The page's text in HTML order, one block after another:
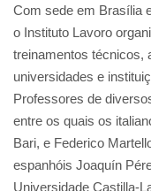
Com sede em Brasília
o Instituto Lavoro
treinamentos técnicos,
universidades e
Professores de
entre os quais os
Bari, e Federico
espanhóis Joaquín
Universidade Castilla-